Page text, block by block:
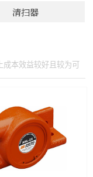
清扫器
成本效益较好且较为可